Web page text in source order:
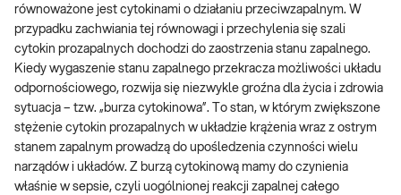
równoważone jest cytokinami o działaniu przeciwzapalnym. W
przypadku zachwiania tej równowagi i przechylenia się szali
cytokin prozapalnych dochodzi do zaostrzenia stanu zapalnego.
Kiedy wygaszenie stanu zapalnego przekracza możliwości układu
odpornościowego, rozwija się niezwykle groźna dla życia i zdrowia
sytuacja – tzw. „burza cytokinowa”. To stan, w którym zwiększone
stężenie cytokin prozapalnych w układzie krążenia wraz z ostrym
stanem zapalnym prowadzą do upośledzenia czynności wielu
narządów i układów. Z burzą cytokinową mamy do czynienia
właśnie w sepsie, czyli uogólnionej reakcji zapalnej całego